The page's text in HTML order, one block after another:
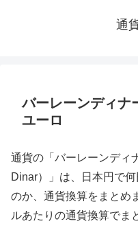
通
バーレーンディナ
ユーロ
通貨の「バーレーンディ
Dinar）」は、日本円で
のか、通貨換算をまとめ
ルあたりの通貨換算でま